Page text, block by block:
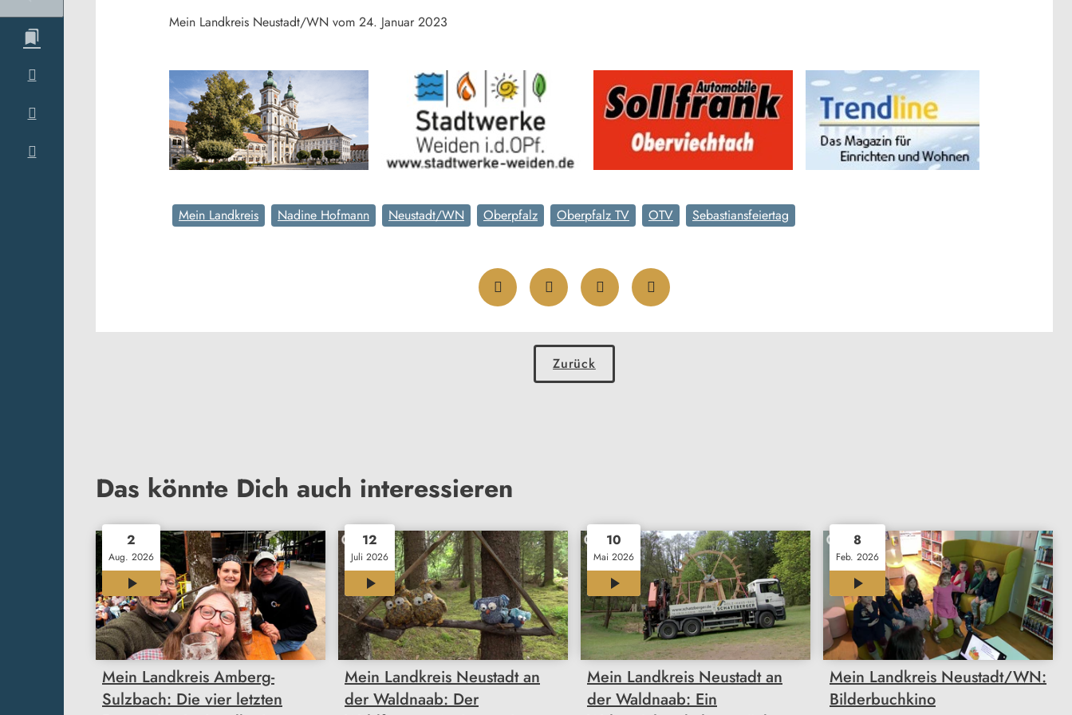
Mein Landkreis Neustadt/WN vom 24. Januar 2023
Mein Landkreis Nadine Hofmann Neustadt/WN Oberpfalz Oberpfalz TV OTV Sebastiansfeiertag
Zurück
Das könnte Dich auch interessieren
2
Aug. 2026
12:00
Mein Landkreis Amberg-
Sulzbach: Die vier letzten
12
Juli 2026
12:00
Mein Landkreis Neustadt an
der Waldnaab: Der
10
Mai 2026
12:00
Mein Landkreis Neustadt an
der Waldnaab: Ein
8
Feb. 2026
12:00
Mein Landkreis Neustadt/WN:
Bilderbuchkino